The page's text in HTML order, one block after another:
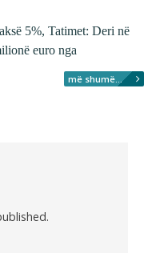
5%, Tatimet: Deri në
euro nga
më shumë...